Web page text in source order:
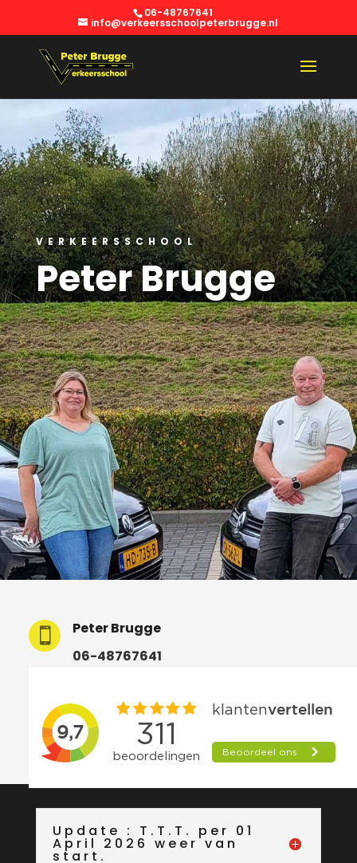
06-48767641
info@verkeersschoolpeterbrugge.nl
VERKEERSSCHOOL
Peter Brugge

Peter Brugge
06-48767641
Update : T.T.T. per 01
April 2026 weer van
start.